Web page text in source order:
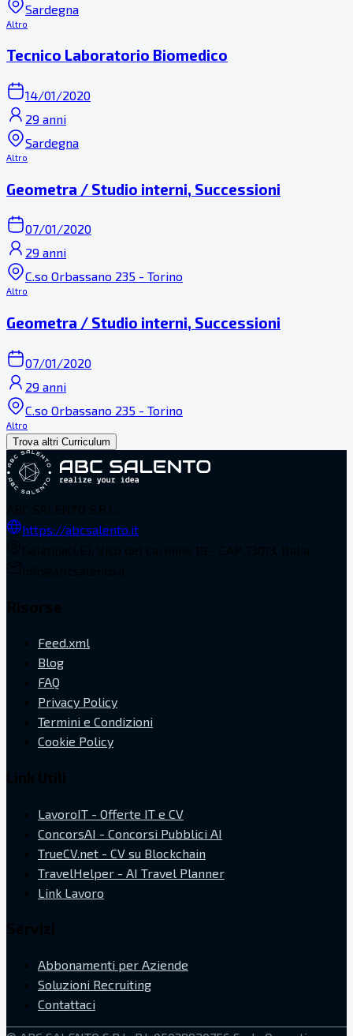
Sardegna
Altro
Tecnico Laboratorio Biomedico
14/01/2020
29 anni
Sardegna
Altro
Geometra / Studio interni, Successioni
07/01/2020
29 anni
C.so Orbassano 235 - Torino
Altro
Geometra / Studio interni, Successioni
07/01/2020
29 anni
C.so Orbassano 235 - Torino
Altro
Trova altri Curriculum
https://abcsalento.it
Feed.xml
Blog
FAQ
Privacy Policy
Termini e Condizioni
Cookie Policy
LavoroIT - Offerte IT e CV
ConcorsAI - Concorsi Pubblici AI
TrueCV.net - CV su Blockchain
TravelHelper - AI Travel Planner
Link Lavoro
Abbonamenti per Aziende
Soluzioni Recruiting
Contattaci